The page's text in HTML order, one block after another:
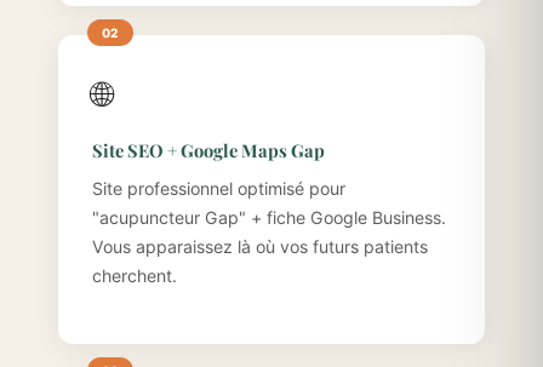
🌐
Site SEO + Google Maps Gap
Site professionnel optimisé pour
"acupuncteur Gap" + fiche Google Business.
Vous apparaissez là où vos futurs patients
cherchent.